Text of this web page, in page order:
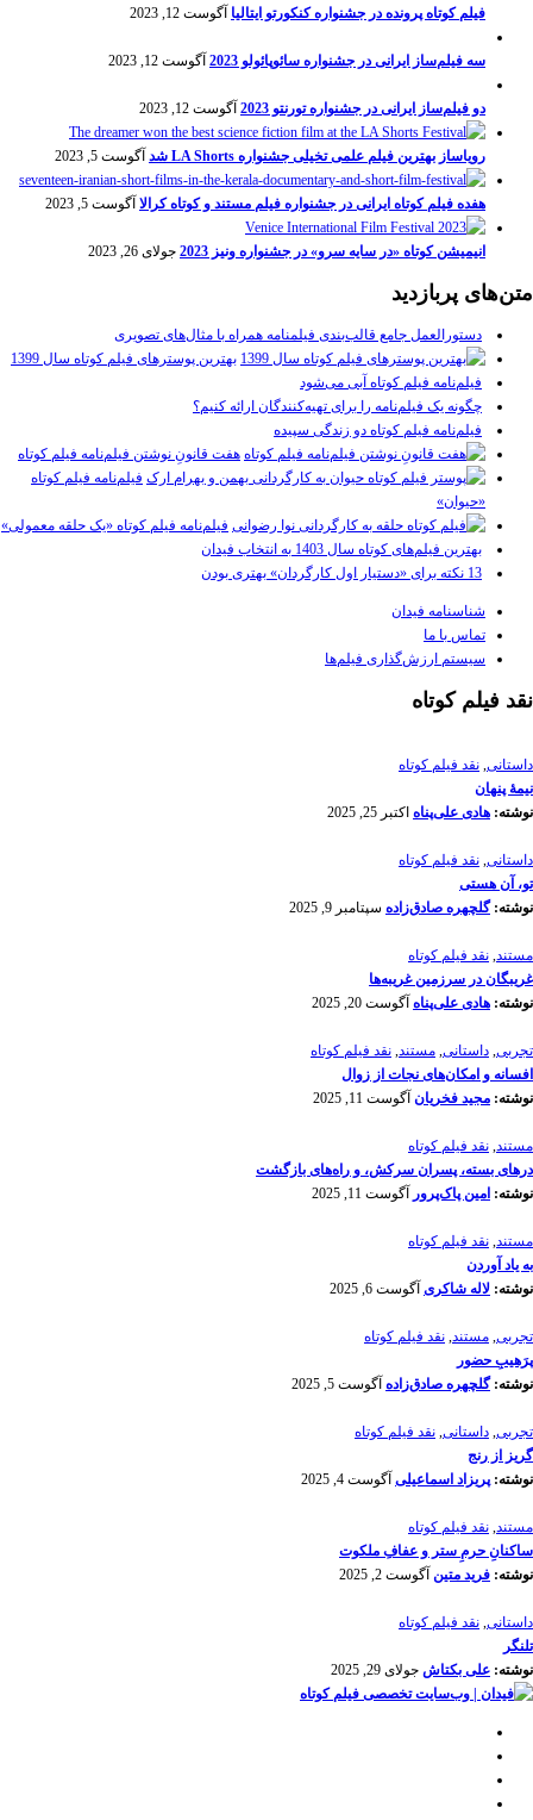
فیلم کوتاه پرونده در جشنواره کنکورتو ایتالیا آگوست 12, 2023
سه فیلم‌ساز ایرانی در جشنواره سائوپائولو 2023 آگوست 12, 2023
دو فیلم‌ساز ایرانی در جشنواره تورنتو 2023 آگوست 12, 2023
رویاساز بهترین فیلم علمی تخیلی جشنواره LA Shorts شد آگوست 5, 2023
هفده فیلم کوتاه ایرانی در جشنواره فیلم مستند و کوتاه کرالا آگوست 5, 2023
انیمیشن کوتاه «در سایه سرو» در جشنواره ونیز 2023 جولای 26, 2023
متن‌های پربازدید
دستورالعمل جامع قالب‌بندی فیلمنامه همراه با مثال‌های تصویری
بهترین پوسترهای فیلم کوتاه سال 1399
فیلم‌نامه فیلم کوتاه آبی می‌شود
چگونه یک فیلم‌نامه را برای تهیه‌کنندگان ارائه کنیم؟
فیلم‌نامه فیلم کوتاه دو زندگی سپیده
هفت قانونِ نوشتن فیلم‌نامه فیلم کوتاه
فیلم‌نامه فیلم کوتاه
«حیوان»
فیلم‌نامه فیلم کوتاه «یک حلقه معمولی»
بهترین فیلم‌های کوتاه سال 1403 به انتخاب فیدان
13 نکته برای «دستیار اول کارگردان» بهتری بودن
شناسنامه فیدان
تماس با ما
سیستم ارزش‌گذاری فیلم‌ها
نقد فیلم کوتاه
داستانی, نقد فیلم کوتاه
نیمۀ پنهان
نوشته: هادی علی‌پناه اکتبر 25, 2025
داستانی, نقد فیلم کوتاه
تو، آن هستی
نوشته:گلچهره صادق‌زاده سپتامبر 9, 2025
مستند, نقد فیلم کوتاه
غریبگان در سرزمین غریبه‌ها
نوشته: هادی علی‌پناه آگوست 20, 2025
تجربی, داستانی, مستند, نقد فیلم کوتاه
افسانه‌ و امکان‌های نجات از زوال
نوشته: مجید فخریان آگوست 11, 2025
مستند, نقد فیلم کوتاه
درهای بسته، پسران سرکش، و راه‌های بازگشت
نوشته: امین پاک‌پرور آگوست 11, 2025
مستند, نقد فیلم کوتاه
به یاد آوردن
نوشته: لاله شاکری آگوست 6, 2025
تجربی, مستند, نقد فیلم کوتاه
پرَهیب‌ِ حضور
نوشته:گلچهره صادق‌زاده آگوست 5, 2025
تجربی, داستانی, نقد فیلم کوتاه
گریز از رنج
نوشته:پریزاد اسماعیلی آگوست 4, 2025
مستند, نقد فیلم کوتاه
ساکنانِ حرمِ ستر و عفافِ ملکوت
نوشته: فرید متین آگوست 2, 2025
داستانی, نقد فیلم کوتاه
تلنگر
نوشته: علی بکتاش جولای 29, 2025